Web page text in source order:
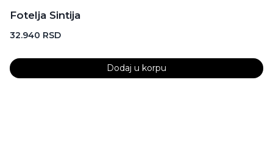
Fotelja Sintija
32.940 RSD
Dodaj u korpu